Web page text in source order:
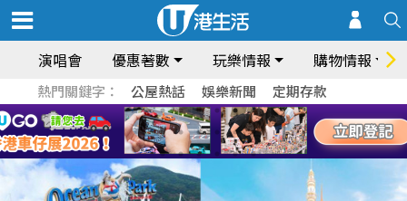
演唱會 優惠著數 玩樂情報 購物情報
熱門關鍵字： 公屋熱話 娛樂新聞 定期存款